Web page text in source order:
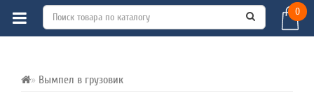
0
Вымпел в грузовик
ВСЕ О ТОВАРЕ ХАРАКТЕРИСТИКИ